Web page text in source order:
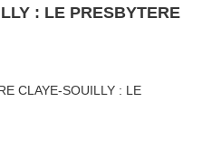
: LE PRESBYTERE